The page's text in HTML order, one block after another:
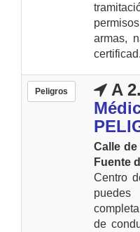
armas,
Peligros A
Calle
Fuente
Centro
de